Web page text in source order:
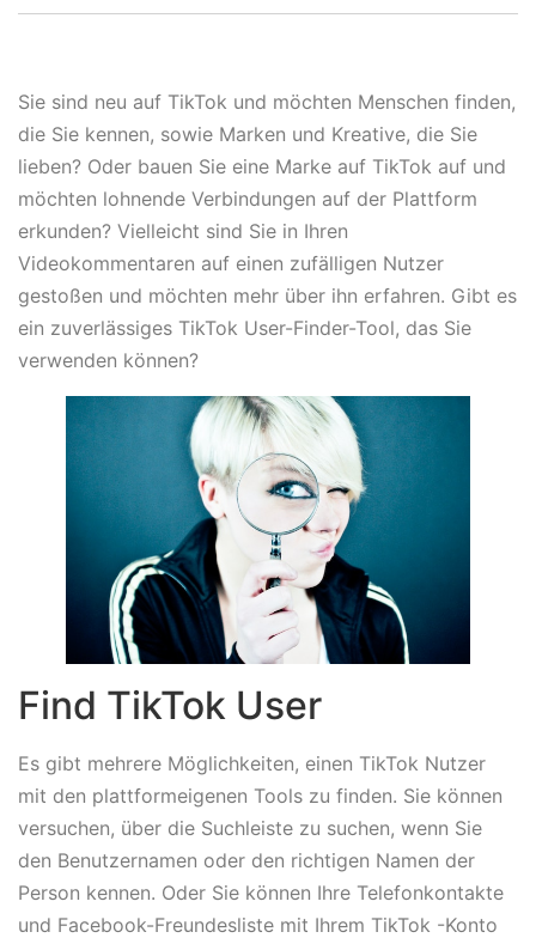
Sie sind neu auf TikTok und möchten Menschen finden,
die Sie kennen, sowie Marken und Kreative, die Sie
lieben? Oder bauen Sie eine Marke auf TikTok auf und
möchten lohnende Verbindungen auf der Plattform
erkunden? Vielleicht sind Sie in Ihren
Videokommentaren auf einen zufälligen Nutzer
gestoßen und möchten mehr über ihn erfahren. Gibt es
ein zuverlässiges TikTok User-Finder-Tool, das Sie
verwenden können?
Find TikTok User
Es gibt mehrere Möglichkeiten, einen TikTok Nutzer
mit den plattformeigenen Tools zu finden. Sie können
versuchen, über die Suchleiste zu suchen, wenn Sie
den Benutzernamen oder den richtigen Namen der
Person kennen. Oder Sie können Ihre Telefonkontakte
und Facebook-Freundesliste mit Ihrem TikTok -Konto